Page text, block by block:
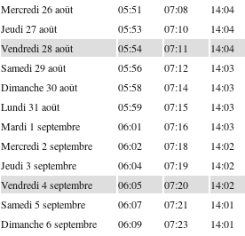
Mercredi 26 août 05:51 07:08 14:04
Jeudi 27 août 05:53 07:10 14:04
Vendredi 28 août 05:54 07:11 14:04
Samedi 29 août 05:56 07:12 14:03
Dimanche 30 août 05:58 07:14 14:03
Lundi 31 août 05:59 07:15 14:03
Mardi 1 septembre 06:01 07:16 14:03
Mercredi 2 septembre 06:02 07:18 14:02
Jeudi 3 septembre 06:04 07:19 14:02
Vendredi 4 septembre 06:05 07:20 14:02
Samedi 5 septembre 06:07 07:21 14:01
Dimanche 6 septembre 06:09 07:23 14:01